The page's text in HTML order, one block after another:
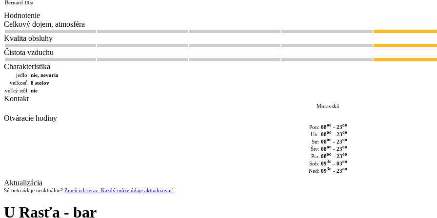
Bernard 10 st
Hodnotenie
Celkový dojem, atmosféra
Kvalita obsluhy
Čistota vzduchu
Charakteristika
jedlo: nie, nevaria
veľkosť: 8 stolov
veľký stôl: nie
Kontakt
Moravská
Otváracie hodiny
Pon: 08oo- 23oo
Utr: 08oo- 23oo
Str: 08oo- 23oo
Štv: 08oo- 23oo
Pia: 08oo- 23oo
Sob: 093o- 03oo
Ned: 093o- 23oo
Aktualizácia
Sú tieto údaje neaktuálne? Zmeň ich teraz. Každý môže údaje aktualizovať.
U Rasťa - bar